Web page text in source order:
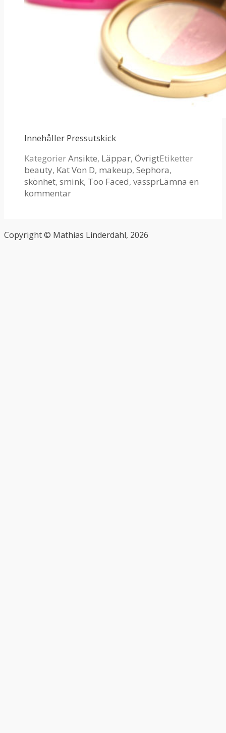
Innehåller Pressutskick
KategorierAnsikte, Läppar, ÖvrigtEtiketter
beauty, Kat Von D, makeup, Sephora,
skönhet, smink, Too Faced, vassprLämna en
kommentar
Copyright © Mathias Linderdahl, 2026